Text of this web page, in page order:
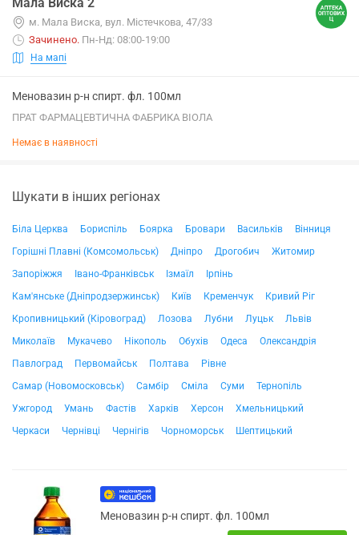
м. Мала Виска, вул. Містечкова, 47/33
Зачинено. Пн-Нд: 08:00-19:00
На мапі
Меновазин р-н спирт. фл. 100мл
ПРАТ ФАРМАЦЕВТИЧНА ФАБРИКА ВІОЛА
Немає в наявності
Шукати в інших регіонах
Біла Церква Бориспіль Боярка Бровари Васильків
Вінниця
Горішні Плавні (Комсомольськ)
Дніпро Дрогобич
Житомир
Запоріжжя
Івано-Франківськ Ізмаїл
Ірпінь
Кам'янське (Дніпродзержинськ)
Київ Кременчук
Кривий Ріг
Кропивницький (Кіровоград)
Лозова Лубни Луцьк
Львів
Миколаїв
Мукачево Нікополь Обухів Одеса
Олександрія
Павлоград
Первомайськ Полтава
Рівне
Самар (Новомосковськ)
Самбір Сміла Суми
Тернопіль
Ужгород
Умань Фастів Харків Херсон
Хмельницький
Черкаси
Чернівці Чернігів Чорноморськ Шептицький
Меновазин р-н спирт. фл. 100мл